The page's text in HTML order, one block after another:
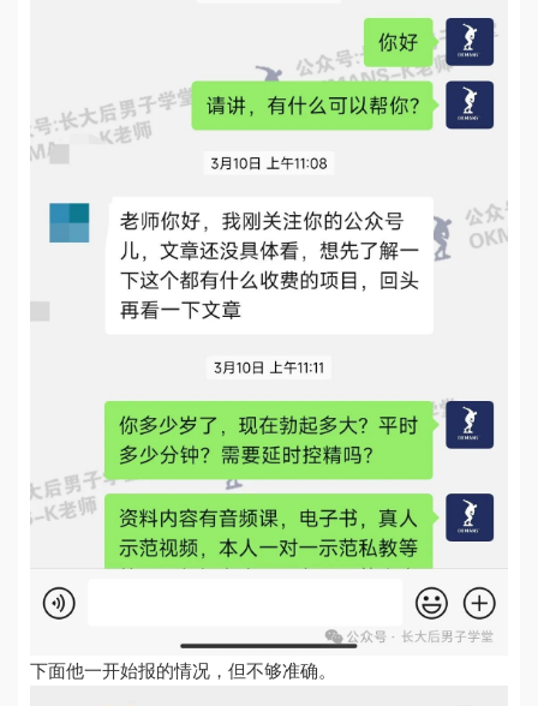
下面他一开始报的情况，但不够准确。